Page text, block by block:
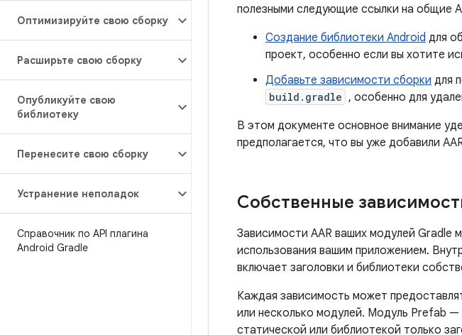
Оптимизируйте свою сборку
Расширьте свою сборку
Опубликуйте свою
библиотеку
Перенесите свою сборку
Устранение неполадок
Справочник по API плагина
Android Gradle
полезными следующие ссылки на общие
Создание библиотеки Android для
проект, особенно если вы хотите
Добавьте зависимости сборки для
build.gradle , особенно для
В этом документе основное внимание
предполагается, что вы уже добавили
Собственные
Зависимости AAR ваших модулей Gradle
использования вашим приложением.
включает заголовки и библиотеки
Каждая зависимость может
или несколько модулей. Модуль Prefab
статической или библиотекой только